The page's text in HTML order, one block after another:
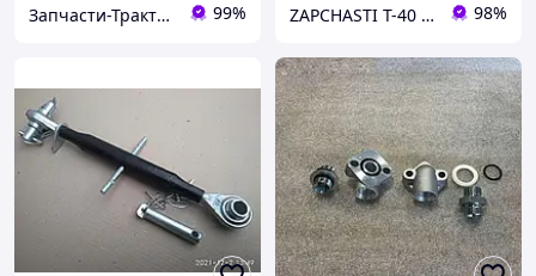
Запчасти-Трактор-Харьков 99% ZAPCHASTI T-40 KHARKIV UA 98%